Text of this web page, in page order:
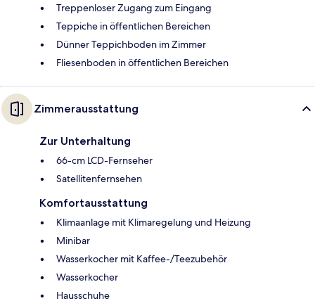
Treppenloser Zugang zum Eingang
Teppiche in öffentlichen Bereichen
Dünner Teppichboden im Zimmer
Fliesenboden in öffentlichen Bereichen
Zimmerausstattung
Zur Unterhaltung
66-cm LCD-Fernseher
Satellitenfernsehen
Komfortausstattung
Klimaanlage mit Klimaregelung und Heizung
Minibar
Wasserkocher mit Kaffee-/Teezubehör
Wasserkocher
Hausschuhe